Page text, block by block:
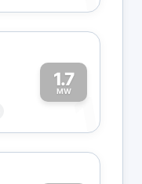
1.7
MW1